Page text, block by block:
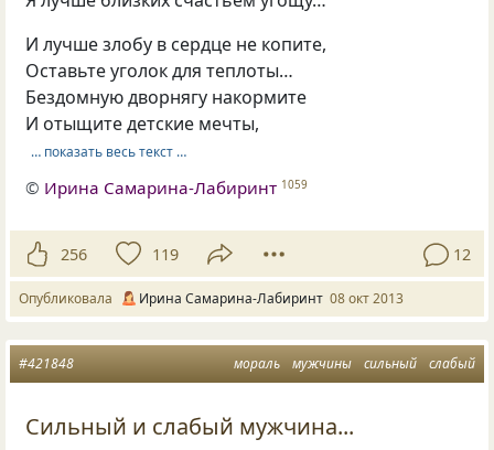
И лучше злобу в сердце не копите,
Оставьте уголок для теплоты…
Бездомную дворнягу накормите
И отыщите детские мечты,
… показать весь текст …
© Ирина Самарина-Лабиринт 1059
256 119 12
Опубликовала Ирина Самарина-Лабиринт 08 окт 2013
мораль мужчины сильный слабый
#421848
Сильный и слабый мужчина...